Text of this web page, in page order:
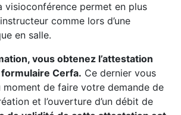
visioconférence permet en plus
comme lors d’une
en salle.
vous obtenez l’attestation
Cerfa. Ce dernier vous
moment de faire votre demande de
et l’ouverture d’un débit de